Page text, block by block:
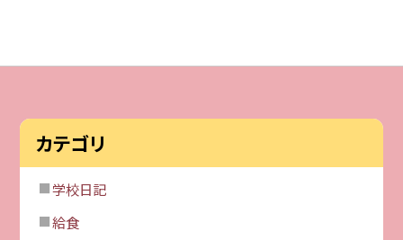
カテゴリ
学校日記
給食